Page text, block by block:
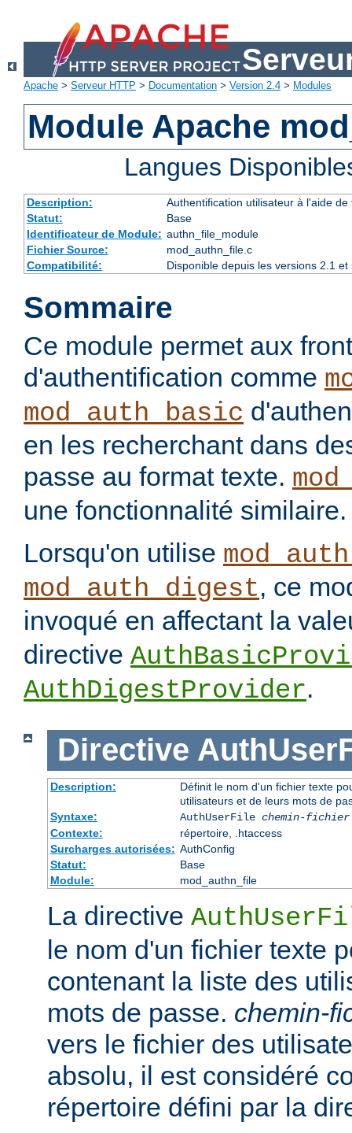
Apache > Serveur HTTP > Documentation > Version 2.4 > Modules
Module Apache
Langues
Description:
Authentification utilisateur à l'aide de
Statut:
Base
Identificateur de Module: authn_file_module
Fichier Source:
mod_authn_file.c
Compatibilité:
Disponible depuis les versions 2.1
Sommaire
Ce module permet aux
d'authentification comme
mod_auth_basic
en les recherchant dans
passe au format texte.
une fonctionnalité similaire.
Lorsqu'on utilise
mod_auth_digest, ce
invoqué en affectant la
directive
AuthDigestProvider.
Directive
Description:
Définit le nom d'un fichier texte
utilisateurs et de leurs mots de
Syntaxe:
AuthUserFile chemin-fichier
Contexte:
répertoire, .htaccess
Surcharges autorisées: AuthConfig
Statut:
Base
Module:
mod_authn_file
La directive
le nom d'un fichier texte
contenant la liste des
mots de passe. chemin-
vers le fichier des
absolu, il est considéré
répertoire défini par la